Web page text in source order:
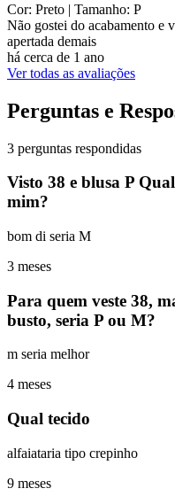
Cor: Preto | Tamanho: P
Não gostei do acabamento e
apertada demais
há cerca de 1 ano
Ver todas as avaliações
Perguntas e
3 perguntas respondidas
Visto 38 e blusa P
mim?
bom di seria M
3 meses
Para quem veste 38,
busto, seria P ou M?
m seria melhor
4 meses
Qual tecido
alfaiataria tipo crepinho
9 meses